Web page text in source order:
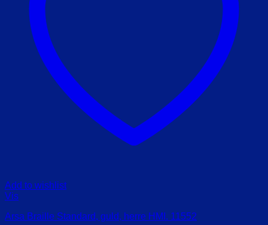
Add to wishlist
Vis
Arsa Braille Standard, guld, herre HMI. 11552